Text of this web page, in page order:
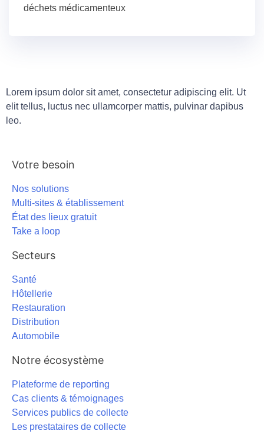
déchets médicamenteux
Lorem ipsum dolor sit amet, consectetur adipiscing elit. Ut
elit tellus, luctus nec ullamcorper mattis, pulvinar dapibus
leo.
Votre besoin
Nos solutions
Multi-sites & établissement
État des lieux gratuit
Take a loop
Secteurs
Santé
Hôtellerie
Restauration
Distribution
Automobile
Notre écosystème
Plateforme de reporting
Cas clients & témoignages
Services publics de collecte
Les prestataires de collecte